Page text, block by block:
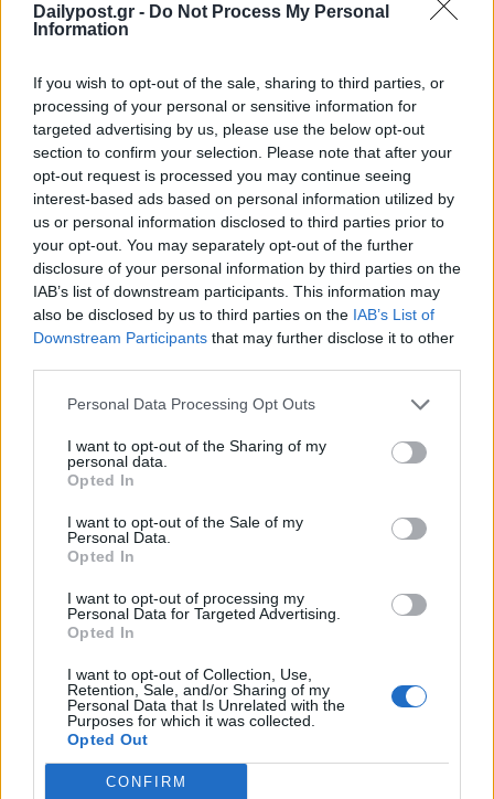
Dailypost.gr - Do Not Process My Personal
Information
If you wish to opt-out of the sale, sharing to third parties, or
processing of your personal or sensitive information for
targeted advertising by us, please use the below opt-out
section to confirm your selection. Please note that after your
opt-out request is processed you may continue seeing
interest-based ads based on personal information utilized by
us or personal information disclosed to third parties prior to
your opt-out. You may separately opt-out of the further
disclosure of your personal information by third parties on the
IAB’s list of downstream participants. This information may
also be disclosed by us to third parties on the IAB’s List of
Downstream Participants that may further disclose it to other
Personal Data Processing Opt Outs
I want to opt-out of the Sharing of my
personal data.
Opted In
I want to opt-out of the Sale of my
Personal Data.
Opted In
I want to opt-out of processing my
Personal Data for Targeted Advertising.
Opted In
I want to opt-out of Collection, Use,
Retention, Sale, and/or Sharing of my
Personal Data that Is Unrelated with the
Purposes for which it was collected.
Opted Out
CONFIRM